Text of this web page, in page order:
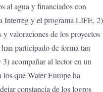
al agua y financiados con
Interreg y el programa LIFE, 2)
y valoraciones de los proyectos
participado de forma tan
acompañar al lector en un
que Water Europe ha
constancia de los logros